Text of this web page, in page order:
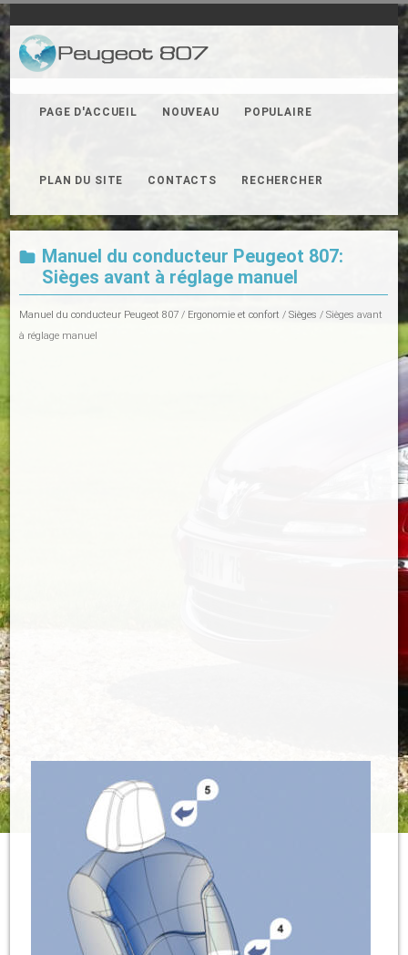
PAGE D'ACCUEIL NOUVEAU POPULAIRE
PLAN DU SITE CONTACTS RECHERCHER
Manuel du conducteur Peugeot 807:
Sièges avant à réglage manuel
Manuel du conducteur Peugeot 807 / Ergonomie et confort /Sièges / Sièges avant
à réglage manuel